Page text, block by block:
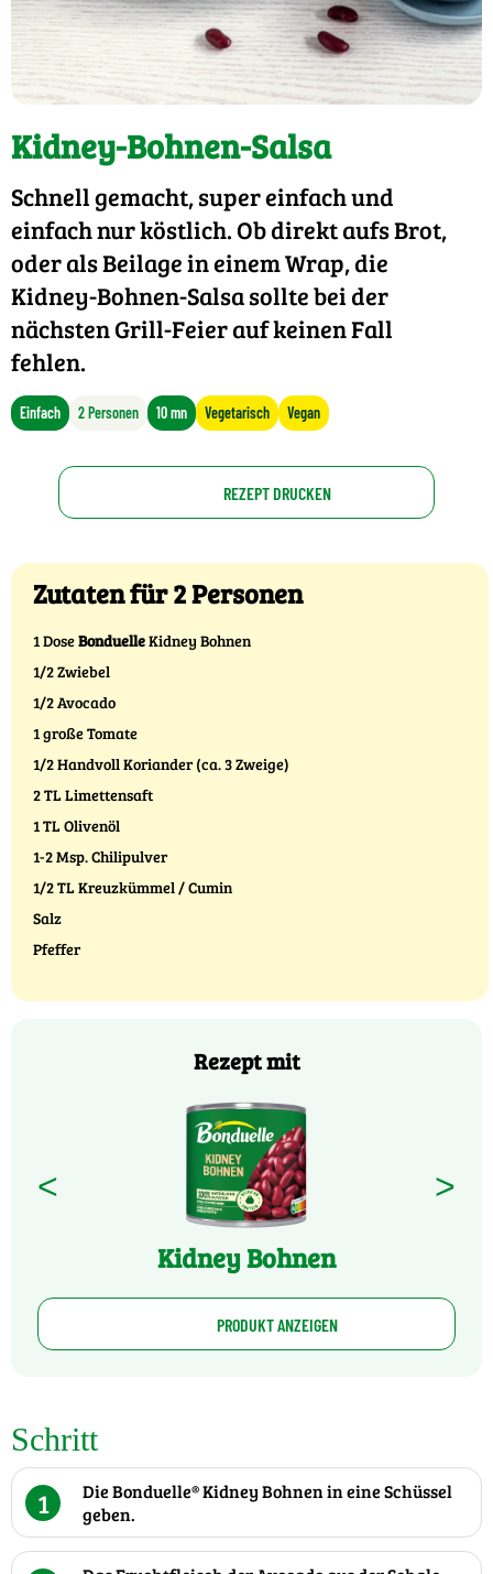
Kidney-Bohnen-Salsa
Schnell gemacht, super einfach und
einfach nur köstlich. Ob direkt aufs Brot,
oder als Beilage in einem Wrap, die
Kidney-Bohnen-Salsa sollte bei der
nächsten Grill-Feier auf keinen Fall
fehlen.
Einfach 2 Personen 10 mn Vegetarisch Vegan
REZEPT DRUCKEN
Zutaten für 2 Personen
1 DoseBonduelleKidney Bohnen
1/2 Zwiebel
1/2 Avocado
1 große Tomate
1/2 Handvoll Koriander (ca. 3 Zweige)
2 TL Limettensaft
1 TL Olivenöl
1-2 Msp. Chilipulver
1/2 TL Kreuzkümmel / Cumin
Salz
Pfeffer
Rezept mit
<
Kidney Bohnen
>
PRODUKT ANZEIGEN
Schritt
1
Die Bonduelle® Kidney Bohnen in eine Schüssel
geben.